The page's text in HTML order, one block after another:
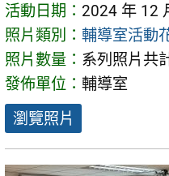
活動日期： 2024 年 12
照片類別： 輔導室活動
照片數量： 系列照片共
發佈單位： 輔導室
瀏覽照片